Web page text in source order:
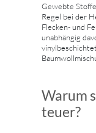
Gewebte
Regel bei der
Flecken- und
unabhängig
Warum
teuer?